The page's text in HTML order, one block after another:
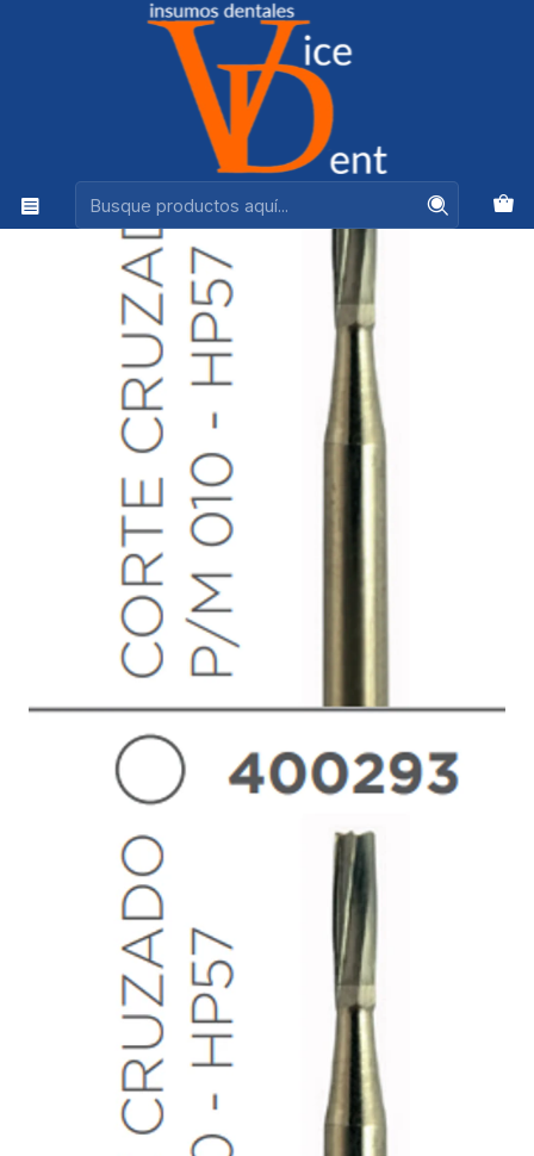
Ventas +56944575313
Fresa Carbide Pieza de Mano Cilindrica P/M 010 - HP57